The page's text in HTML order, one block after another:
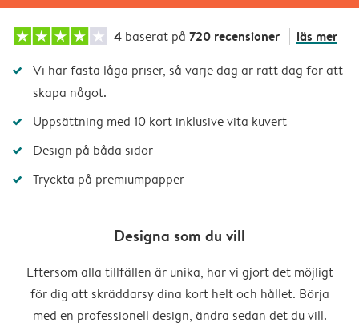
4 baserat på 720 recensioner läs mer
Vi har fasta låga priser, så varje dag är rätt dag för att
skapa något.
Uppsättning med 10 kort inklusive vita kuvert
Design på båda sidor
Tryckta på premiumpapper
Designa som du vill
Eftersom alla tillfällen är unika, har vi gjort det möjligt
för dig att skräddarsy dina kort helt och hållet. Börja
med en professionell design, ändra sedan det du vill.